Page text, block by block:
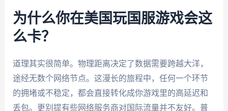
为什么你在美国玩国服游戏会这
么卡？
道理其实很简单。物理距离决定了数据需要跨越大洋，
途经无数个网络节点。这漫长的旅程中，任何一个环节
的拥堵或不稳定，都会直接转化成你游戏里的高延迟和
丢包。更别提有些网络服务商对国际流量并不友好。普